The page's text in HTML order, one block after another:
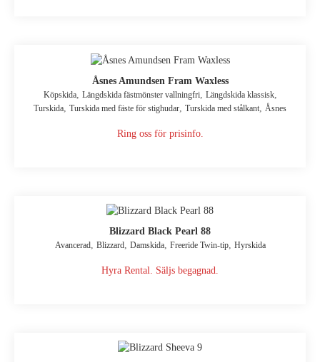
Åsnes Amundsen Fram Waxless
Köpskida, Längdskida fästmönster vallningfri, Längdskida klassisk,
Turskida Turskida med fäste för stighudar Turskida med stålkant Åsnes
Ring oss för prisinfo.
Blizzard Black Pearl 88
Avancerad, Blizzard, Damskida, Freeride Twin-tip, Hyrskida
Hyra Rental. Säljs begagnad.